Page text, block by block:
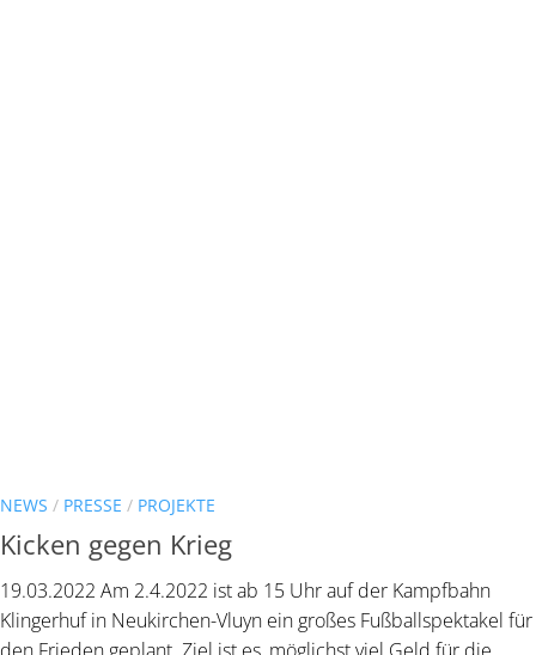
NEWS / PRESSE / PROJEKTE
Kicken gegen Krieg
19.03.2022 Am 2.4.2022 ist ab 15 Uhr auf der Kampfbahn
Klingerhuf in Neukirchen-Vluyn ein großes Fußballspektakel für